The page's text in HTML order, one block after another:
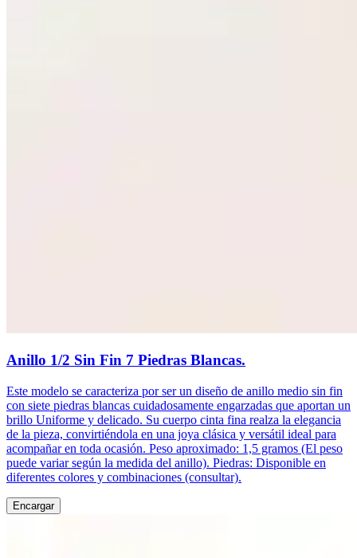
Anillo 1/2 Sin Fin 7 Piedras Blancas.
Este modelo se caracteriza por ser un diseño de anillo medio sin fin
con siete piedras blancas cuidadosamente engarzadas que aportan un
brillo Uniforme y delicado. Su cuerpo cinta fina realza la elegancia
de la pieza, convirtiéndola en una joya clásica y versátil ideal para
acompañar en toda ocasión. Peso aproximado: 1,5 gramos (El peso
puede variar según la medida del anillo). Piedras: Disponible en
diferentes colores y combinaciones (consultar).
Encargar